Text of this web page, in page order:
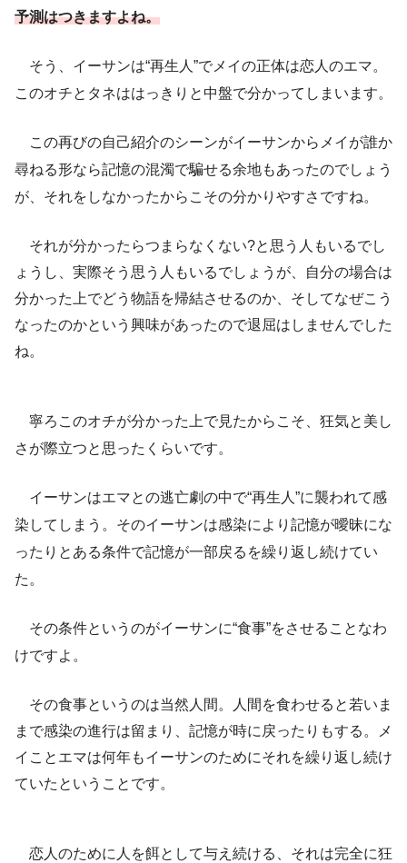
予測はつきますよね。
そう、イーサンは“再生人”でメイの正体は恋人のエマ。
このオチとタネははっきりと中盤で分かってしまいます。
この再びの自己紹介のシーンがイーサンからメイが誰か
尋ねる形なら記憶の混濁で騙せる余地もあったのでしょう
が、それをしなかったからこその分かりやすさですね。
それが分かったらつまらなくない?と思う人もいるでし
ょうし、実際そう思う人もいるでしょうが、自分の場合は
分かった上でどう物語を帰結させるのか、そしてなぜこう
なったのかという興味があったので退屈はしませんでした
ね。
寧ろこのオチが分かった上で見たからこそ、狂気と美し
さが際立つと思ったくらいです。
イーサンはエマとの逃亡劇の中で“再生人”に襲われて感
染してしまう。そのイーサンは感染により記憶が曖昧にな
ったりとある条件で記憶が一部戻るを繰り返し続けてい
た。
その条件というのがイーサンに“食事”をさせることなわ
けですよ。
その食事というのは当然人間。人間を食わせると若いま
まで感染の進行は留まり、記憶が時に戻ったりもする。メ
イことエマは何年もイーサンのためにそれを繰り返し続け
ていたということです。
恋人のために人を餌として与え続ける、それは完全に狂